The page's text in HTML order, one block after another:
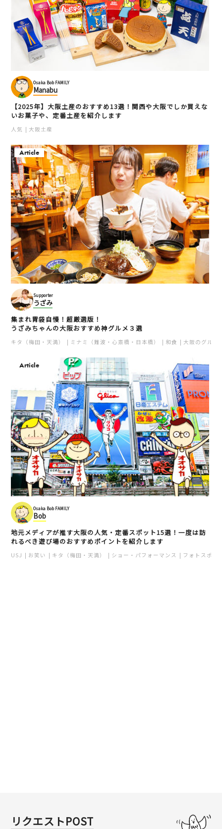
Osaka Bob FAMILY
Manabu
【2025年】大阪土産のおすすめ13選！関西や大阪でしか買えな
いお菓子や、定番土産を紹介します
人気 大阪土産
Article
Supporter
うざみ
集まれ胃袋自慢！超厳選版！
うざみちゃんの大阪おすすめ神グルメ３選
キタ（梅田・天満） ミナミ（難波・心斎橋・日本橋） 和食 大阪のグルメ
Article
Osaka Bob FAMILY
Bob
地元メディアが推す大阪の人気・定番スポット15選！一度は訪
れるべき遊び場のおすすめポイントを紹介します
USJ お笑い キタ（梅田・天満） ショー・パフォーマンス フォトスポッ
リクエストPOST